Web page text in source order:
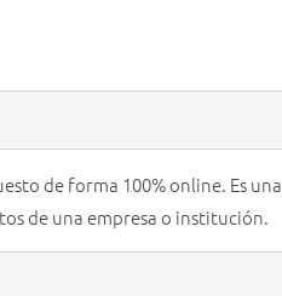
de forma 100% online. Es una
de una empresa o institución.